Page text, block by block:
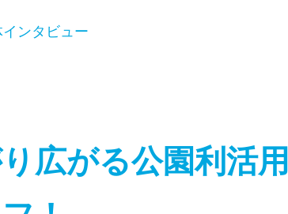
インタビュー
広がる公園利活